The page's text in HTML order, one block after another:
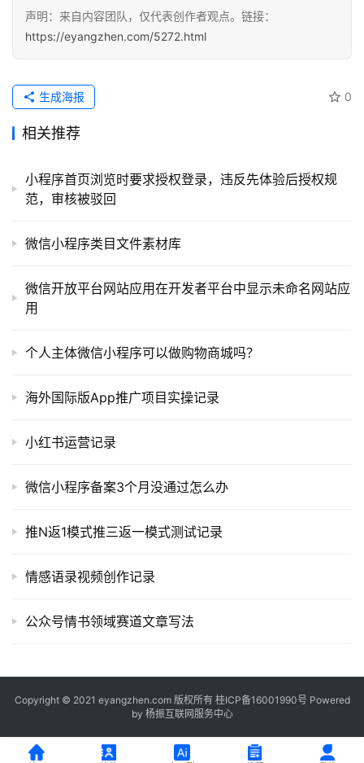
常
接
声明：来自内容团队，仅代表创作者观点。链接：
https://eyangzhen.com/5272.html
0
生成海报
相关推荐
小程序首页浏览时要求授权登录，违反先体验后授权规
范，审核被驳回
微信小程序类目文件素材库
微信开放平台网站应用在开发者平台中显示未命名网站应
用
个人主体微信小程序可以做购物商城吗？
海外国际版App推广项目实操记录
小红书运营记录
微信小程序备案3个月没通过怎么办
推N返1模式推三返一模式测试记录
情感语录视频创作记录
公众号情书领域赛道文章写法
Copyright © 2021 eyangzhen.com 版权所有 桂ICP备16001990号 Powered
by 杨振互联网服务中心